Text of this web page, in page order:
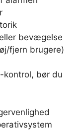
bevægelse
fjern brugere)
kontrol, bør du